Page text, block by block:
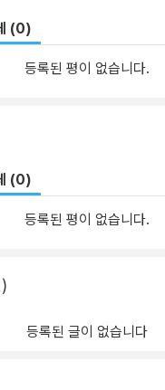
줄기세포, 장기 이식, 안락
방향을 알려 주는 법률 논쟁 7권 《
자본주의 논쟁》 돈의 의미,
벌의 사회적 책임과 의무,
, 우주 과학, 디지
기술에 대한 논쟁 10권 《교육 논쟁》 올
교육의 나아갈 방향, 교육
등 원자력을 둘러싼 논쟁
더 강한 인공 지능에 대한
(0)
등록된 평이 없습니다.
(0)
등록된 평이 없습니다.
등록된 글이 없습니다